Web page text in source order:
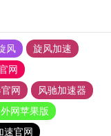
风
旋风加速
网
网
风驰加速器
网苹果版
速官网